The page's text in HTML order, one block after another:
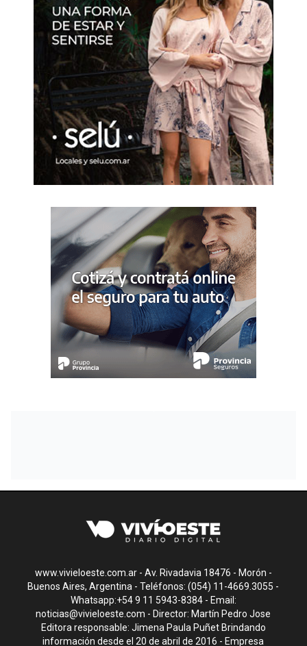
www.vivieloeste.com.ar - Av. Rivadavia 18476 - Morón -
Buenos Aires, Argentina - Teléfonos: (054) 11-4669.3055 -
Whatsapp:+54 9 11 5943-8384 - Email:
noticias@vivieloeste.com - Director: Martín Pedro Jose
Editora responsable: Jimena Paula Puñet Brindando
información desde el 20 de abril de 2016 - Empresa